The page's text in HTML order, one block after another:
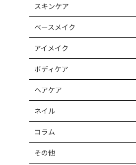
スキンケア
ベースメイク
アイメイク
ボディケア
ヘアケア
ネイル
コラム
その他